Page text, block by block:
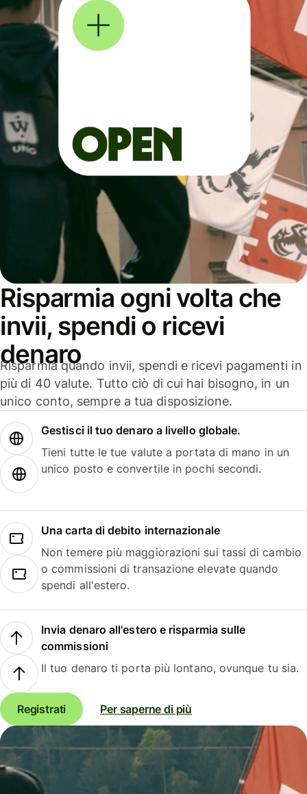
Risparmia ogni volta che
invii, spendi o ricevi
denaro
Risparmia quando invii, spendi e ricevi pagamenti in
più di 40 valute. Tutto ciò di cui hai bisogno, in un
unico conto, sempre a tua disposizione.
Gestisci il tuo denaro a livello globale.
Tieni tutte le tue valute a portata di mano in un
unico posto e convertile in pochi secondi.
Una carta di debito internazionale
Non temere più maggiorazioni sui tassi di cambio
o commissioni di transazione elevate quando
spendi all'estero.
Invia denaro all'estero e risparmia sulle
commissioni
Il tuo denaro ti porta più lontano, ovunque tu sia.
Registrati Per saperne di più